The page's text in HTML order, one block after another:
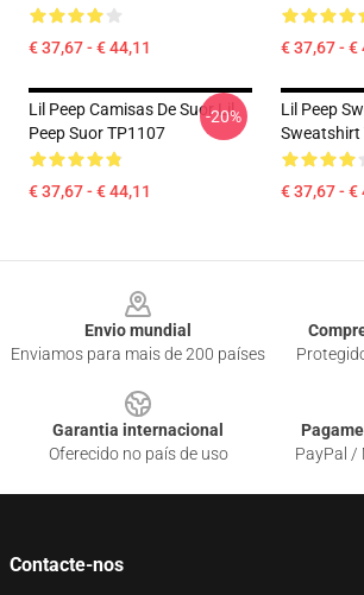
€ 37,67 - € 44,11 € 37,67 - €
Lil Peep Camisas De Suor Lil
Peep Suor TP1107
€ 37,67 - € 44,11
-20%
Lil Peep
Sweatshirt
€ 37,67 - €
Envio mundial
Enviamos para mais de 200 países
Garantia internacional
Oferecido no país de uso
PayPal /
Contacte-nos